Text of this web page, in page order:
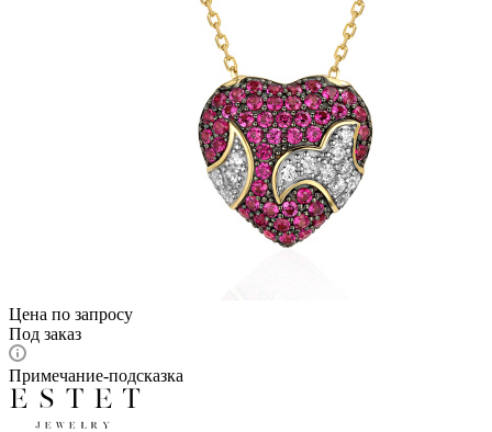
Цена по запросу
Под заказ
Примечание-подсказка